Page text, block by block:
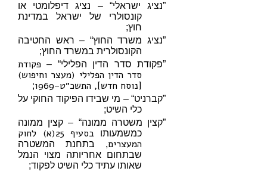
”נציג ישראלי“ – נציג דיפלומטי או
קונסולרי של ישראל במדינת
חוץ;
”נציג משרד החוץ“ – ראש החטיבה
הקונסולרית במשרד החוץ;
”פקודת סדר הדין הפלילי“ – פקודת
סדר הדין הפלילי (מעצר וחיפוש)
[נוסח חדש], התשכ״ט–1969
;
”קברניט“ – מי שבידו הפיקוד החוקי על
כלי השיט;
”קצין משטרה ממונה“ – קצין ממונה
כמשמעותו
בסעיף 25(א) לחוק
המעצרים, בתחנת המשטרה
שבתחום אחריותה מצוי הנמל
שאותו עתיד כלי השיט לפקוד;